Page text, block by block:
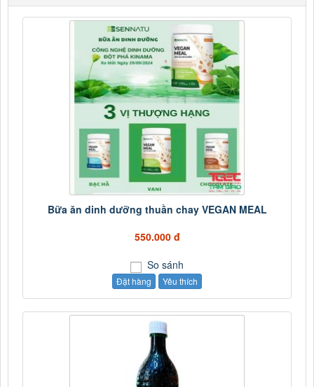
Bữa ăn dinh dưỡng thuần chay VEGAN MEAL
550.000 đ
So sánh
Đặt hàng Yêu thích